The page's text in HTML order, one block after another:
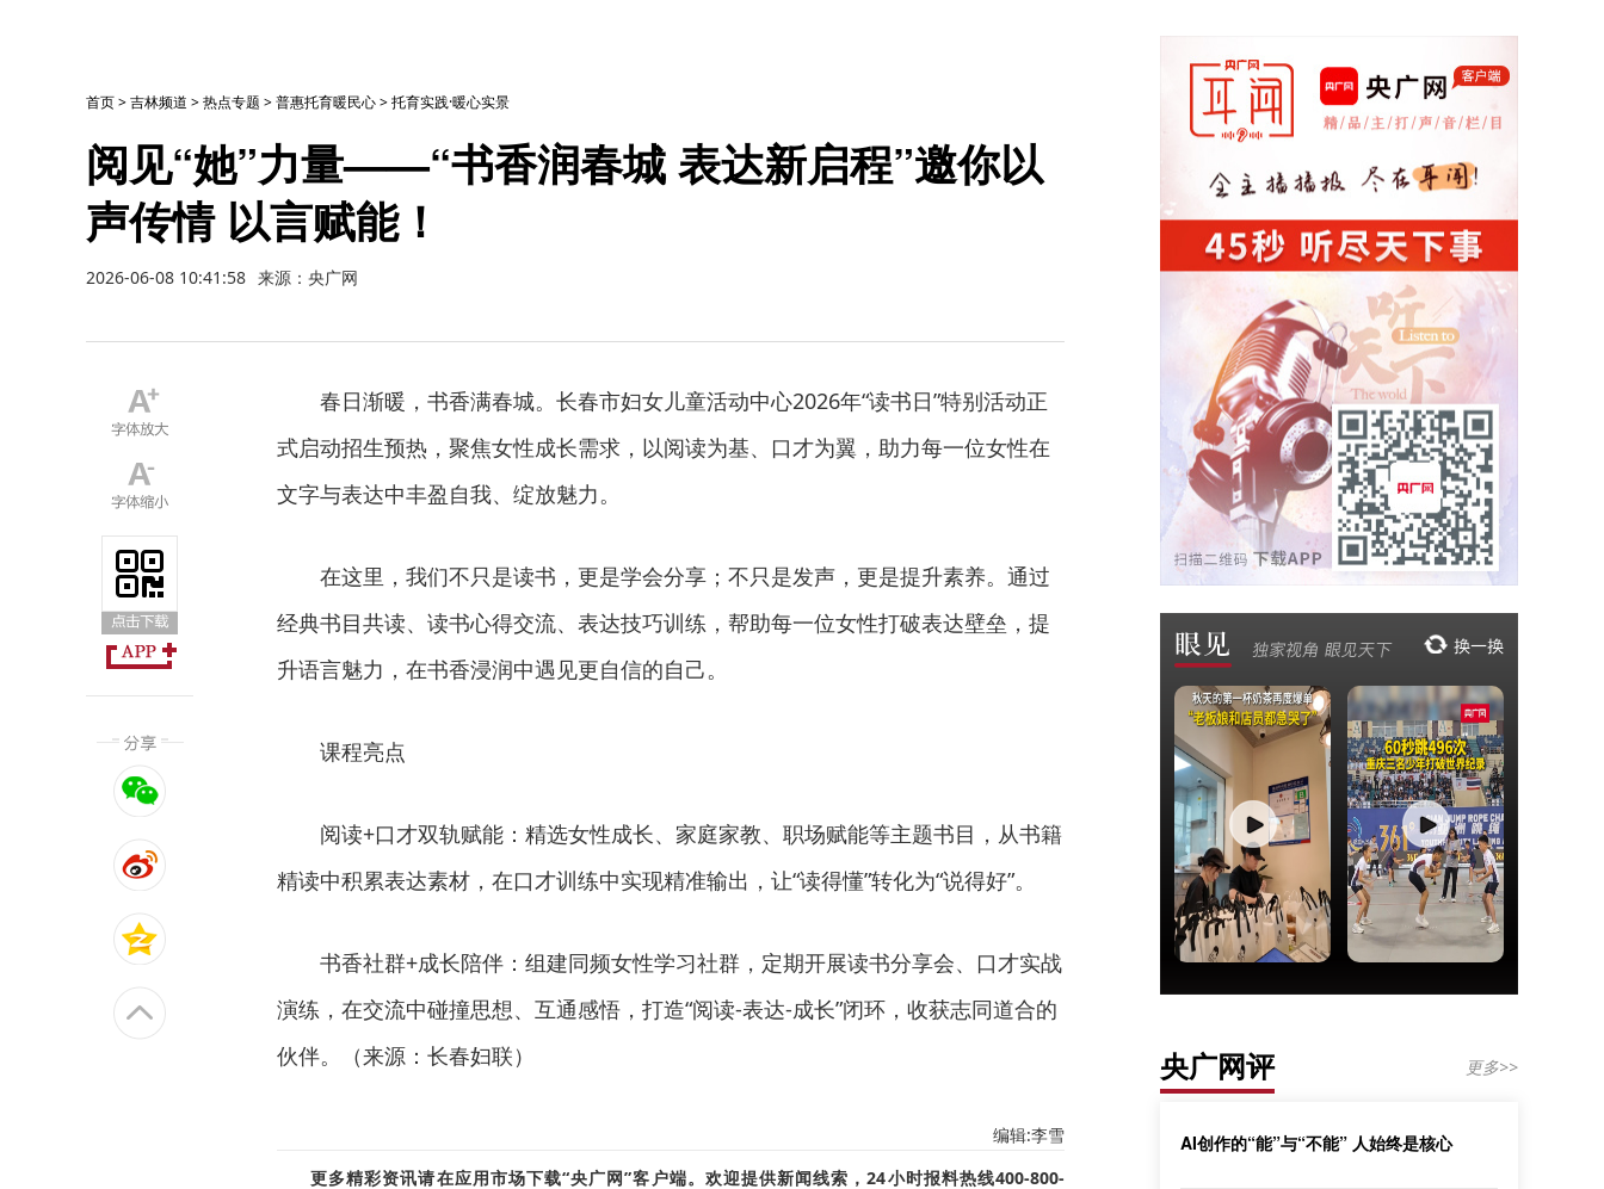
首页>吉林频道 >热点专题 >普惠托育暖民心>托育实践·暖心实景
阅见“她”力量——“书香润春城 表达新启程”邀你以
声传情 以言赋能！
2026-06-08 10:41:58 来源：央广网
春日渐暖，书香满春城。长春市妇女儿童活动中心2026年“读书日”特别活动正
式启动招生预热，聚焦女性成长需求，以阅读为基、口才为翼，助力每一位女性在
文字与表达中丰盈自我、绽放魅力。
在这里，我们不只是读书，更是学会分享；不只是发声，更是提升素养。通过
经典书目共读、读书心得交流、表达技巧训练，帮助每一位女性打破表达壁垒，提
升语言魅力，在书香浸润中遇见更自信的自己。
课程亮点
阅读+口才双轨赋能：精选女性成长、家庭家教、职场赋能等主题书目，从书籍
精读中积累表达素材，在口才训练中实现精准输出，让“读得懂”转化为“说得好”。
书香社群+成长陪伴：组建同频女性学习社群，定期开展读书分享会、口才实战
演练，在交流中碰撞思想、互通感悟，打造“阅读-表达-成长”闭环，收获志同道合的
伙伴。（来源：长春妇联）
编辑:李雪
更多精彩资讯请在应用市场下载“央广网”客户端。欢迎提供新闻线索，24小时报料热线400-800-
央广网评 更多>>
AI创作的“能”与“不能” 人始终是核心